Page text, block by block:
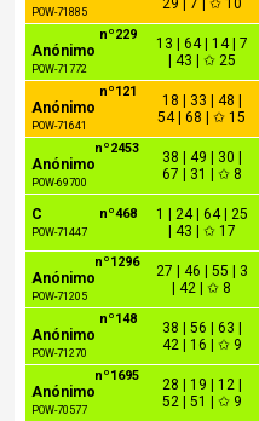
POW-71885
29 | 7 | ✩ 10
nº229
Anónimo
POW-71772
13 | 64 | 14 | 7
| 43 | ✩ 25
nº121
Anónimo
POW-71641
18 | 33 | 48 |
54 | 68 | ✩ 15
nº2453
Anónimo
POW-69700
38 | 49 | 30 |
67 | 31 | ✩ 8
nº468
C
POW-71447
1 | 24 | 64 | 25
| 43 | ✩ 17
nº1296
Anónimo
POW-71205
27 | 46 | 55 | 3
| 42 | ✩ 8
nº148
Anónimo
POW-71270
38 | 56 | 63 |
42 | 16 | ✩ 9
nº1695
Anónimo
POW-70577
28 | 19 | 12 |
52 | 51 | ✩ 9